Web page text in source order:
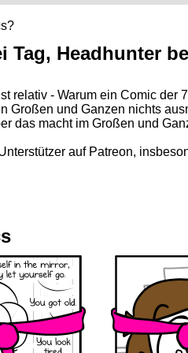
Tag, Headhunter
relativ - Warum ein Comic der
Großen und Ganzen nichts
das macht im Großen und
auf Patreon,